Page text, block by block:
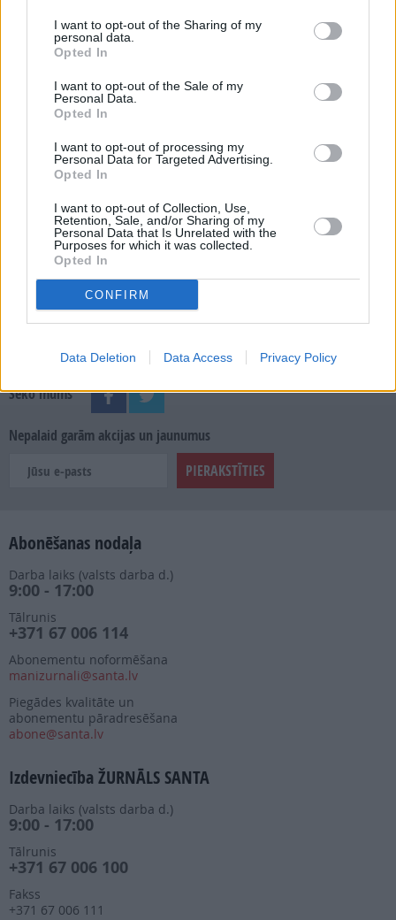
I want to opt-out of the Sharing of my
personal data.
Opted In
I want to opt-out of the Sale of my
Personal Data.
Opted In
I want to opt-out of processing my
Personal Data for Targeted Advertising.
Opted In
I want to opt-out of Collection, Use,
Retention, Sale, and/or Sharing of my
Personal Data that Is Unrelated with the
Purposes for which it was collected.
Opted In
CONFIRM
Data Deletion Data Access Privacy Policy
MEKLĒT
SKATĪT ŽURNĀLA ARHĪVU
Seko mums
Nepalaid garām akcijas un jaunumus
Abonēšanas nodaļa
Darba laiks (valsts darba d.)
9:00 - 17:00
Tālrunis
+371 67 006 114
Abonementu noformēšana
manizurnali@santa.lv
Piegādes kvalitāte un
abonementu pāradresēšana
abone@santa.lv
Izdevniecība ŽURNĀLS SANTA
Darba laiks (valsts darba d.)
9:00 - 17:00
Tālrunis
+371 67 006 100
Fakss
+371 67 006 111